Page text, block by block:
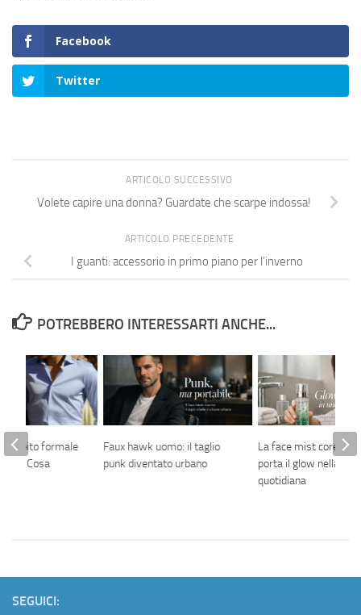
Facebook
Twitter
ARTICOLO SUCCESSIVO
Volete capire una donna? Guardate che scarpe indossa!
ARTICOLO PRECEDENTE
I guanti: accessorio in primo piano per l’inverno
POTREBBERO INTERESSARTI ANCHE...
Faux hawk uomo: il taglio
punk diventato urbano
La face mist coreana
porta il glow nella
quotidiana
abito formale
Cosa
SEGUICI: